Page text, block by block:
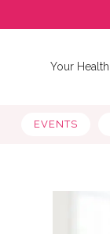
Your Health
EVENTS